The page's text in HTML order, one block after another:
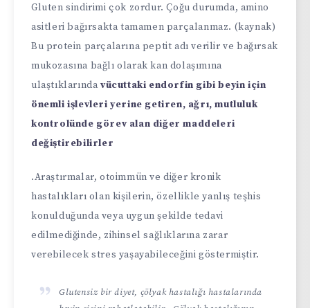
Gluten sindirimi çok zordur. Çoğu durumda, amino
asitleri bağırsakta tamamen parçalanmaz. (kaynak)
Bu protein parçalarına peptit adı verilir ve bağırsak
mukozasına bağlı olarak kan dolaşımına
ulaştıklarında vücuttaki endorfin gibi beyin için
önemli işlevleri yerine getiren, ağrı, mutluluk
kontrolünde görev alan diğer maddeleri
değiştirebilirler
.Araştırmalar, otoimmün ve diğer kronik
hastalıkları olan kişilerin, özellikle yanlış teşhis
konulduğunda veya uygun şekilde tedavi
edilmediğinde, zihinsel sağlıklarına zarar
verebilecek stres yaşayabileceğini göstermiştir.
Glutensiz bir diyet, çölyak hastalığı hastalarında